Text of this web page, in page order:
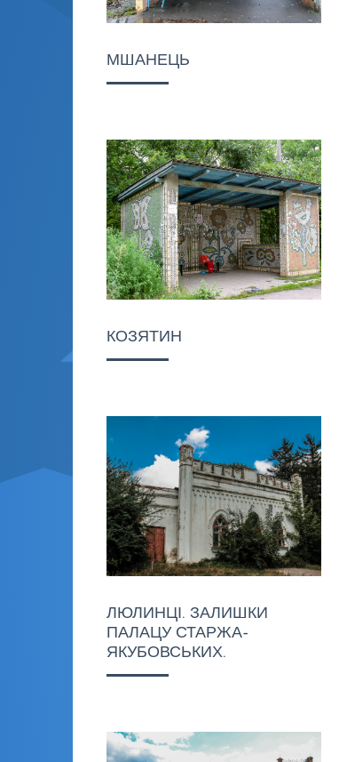
МШАНЕЦЬ
КОЗЯТИН
ЛЮЛИНЦІ. ЗАЛИШКИ
ПАЛАЦУ СТАРЖА-
ЯКУБОВСЬКИХ.